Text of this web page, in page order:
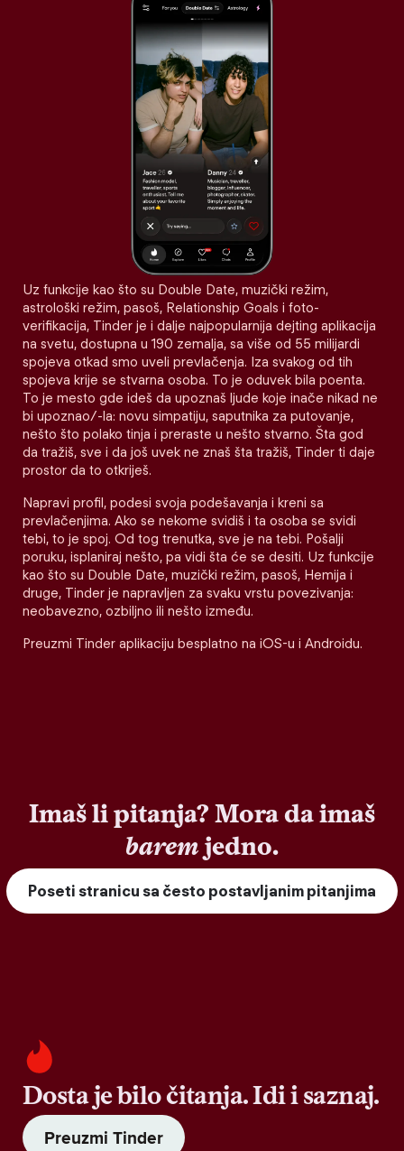
Uz funkcije kao što su Double Date, muzički režim,
astrološki režim, pasoš, Relationship Goals i foto-
verifikacija, Tinder je i dalje najpopularnija dejting aplikacija
na svetu, dostupna u 190 zemalja, sa više od 55 milijardi
spojeva otkad smo uveli prevlačenja. Iza svakog od tih
spojeva krije se stvarna osoba. To je oduvek bila poenta.
To je mesto gde ideš da upoznaš ljude koje inače nikad ne
bi upoznao/-la: novu simpatiju, saputnika za putovanje,
nešto što polako tinja i preraste u nešto stvarno. Šta god
da tražiš, sve i da još uvek ne znaš šta tražiš, Tinder ti daje
prostor da to otkriješ.
Napravi profil, podesi svoja podešavanja i kreni sa
prevlačenjima. Ako se nekome svidiš i ta osoba se svidi
tebi, to je spoj. Od tog trenutka, sve je na tebi. Pošalji
poruku, isplaniraj nešto, pa vidi šta će se desiti. Uz funkcije
kao što su Double Date, muzički režim, pasoš, Hemija i
druge, Tinder je napravljen za svaku vrstu povezivanja:
neobavezno, ozbiljno ili nešto između.
Preuzmi Tinder aplikaciju besplatno na iOS-u i Androidu.
Imaš li pitanja? Mora da imaš
baremjedno.
Poseti stranicu sa često postavljanim pitanjima
Dosta je bilo čitanja. Idi i saznaj.
Preuzmi Tinder